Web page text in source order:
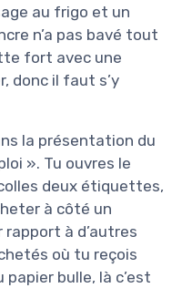
au frigo et un
n’a pas bavé tout
fort avec une
donc il faut s’y
la présentation du
». Tu ouvres le
deux étiquettes,
à côté un
rapport à d’autres
où tu reçois
bulle, là c’est